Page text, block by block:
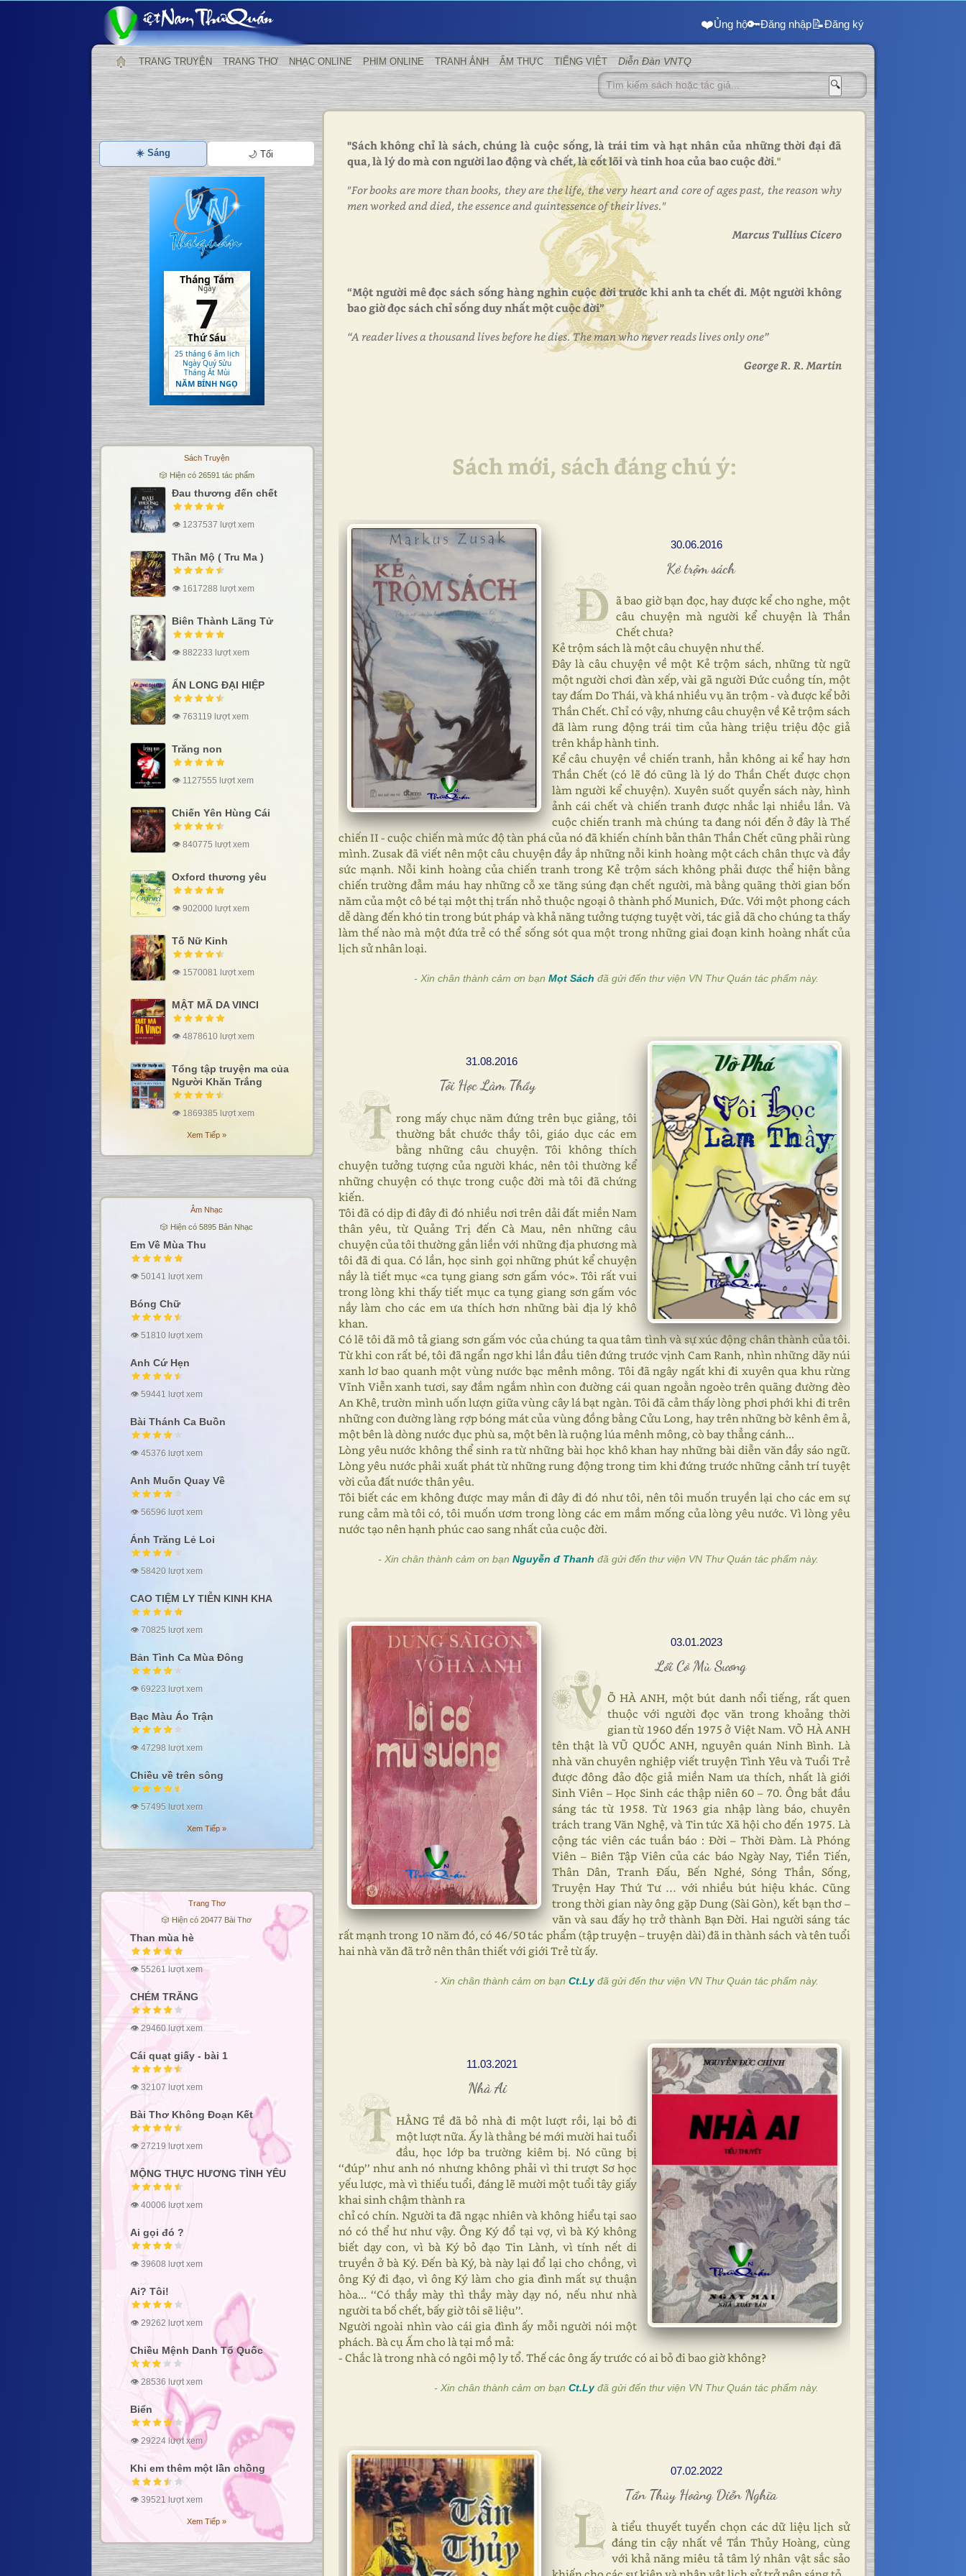
❤️Ủng hộ🔑Đăng nhập📝Đăng ký
TRANG TRUYỆN TRANG THƠ NHẠC ONLINE PHIM ONLINE TRANH ẢNH ẨM THỰC TIẾNG VIỆT Diễn Đàn VNTQ
🔍
"Sách không chỉ là sách, chúng là cuộc sống, là trái tim và hạt nhân của những thời đại đã
qua, là lý do mà con người lao động và chết, là cốt lõi và tinh hoa của bao cuộc đời."
"For books are more than books, they are the life, the very heart and core of ages past, the reason why
men worked and died, the essence and quintessence of their lives."
Marcus Tullius Cicero
“Một người mê đọc sách sống hàng nghìn cuộc đời trước khi anh ta chết đi. Một người không
bao giờ đọc sách chỉ sống duy nhất một cuộc đời”
“A reader lives a thousand lives before he dies. The man who never reads lives only one”
George R. R. Martin
Sách mới, sách đáng chú ý:
30.06.2016
Kẻ trộm sách
Đ ã bao giờ bạn đọc, hay được kể cho nghe, một
câu chuyện mà người kể chuyện là Thần
Chết chưa?
Kẻ trộm sách là một câu chuyện như thế.
Đây là câu chuyện về một Kẻ trộm sách, những từ ngữ
một người chơi đàn xếp, vài gã người Đức cuồng tín, một
tay đấm Do Thái, và khá nhiều vụ ăn trộm - và được kể bởi
Thần Chết. Chỉ có vậy, nhưng câu chuyện về Kẻ trộm sách
đã làm rung động trái tim của hàng triệu triệu độc giả
trên khắp hành tinh.
Kể câu chuyện về chiến tranh, hẳn không ai kể hay hơn
Thần Chết (có lẽ đó cũng là lý do Thần Chết được chọn
làm người kể chuyện). Xuyên suốt quyển sách này, hình
ảnh cái chết và chiến tranh được nhắc lại nhiều lần. Và
cuộc chiến tranh mà chúng ta đang nói đến ở đây là Thế
chiến II - cuộc chiến mà mức độ tàn phá của nó đã khiến chính bản thân Thần Chết cũng phải rùng
mình. Zusak đã viết nên một câu chuyện đầy ắp những nỗi kinh hoàng một cách chân thực và đầy
sức mạnh. Nỗi kinh hoàng của chiến tranh trong Kẻ trộm sách không phải được thể hiện bằng
chiến trường đẫm máu hay những cỗ xe tăng súng đạn chết người, mà bằng quãng thời gian bốn
năm của một cô bé tại một thị trấn nhỏ thuộc ngoại ô thành phố Munich, Đức. Với một phong cách
dễ dàng đến khó tin trong bút pháp và khả năng tưởng tượng tuyệt vời, tác giả dã cho chúng ta thấy
làm thế nào mà một đứa trẻ có thể sống sót qua một trong những giai đoạn kinh hoàng nhất của
lịch sử nhân loại.
- Xin chân thành cảm ơn bạn Mọt Sách đã gửi đến thư viện VN Thư Quán tác phẩm này.
31.08.2016
Tôi Học Làm Thầy
T rong mấy chục năm đứng trên bục giảng, tôi
thường bắt chước thầy tôi, giáo dục các em
bằng những câu chuyện. Tôi không thích
chuyện tưởng tượng của người khác, nên tôi thường kể
những chuyện có thực trong cuộc đời mà tôi đã chứng
kiến.
Tôi đã có dịp đi đây đi đó nhiều nơi trên dải đất miền Nam
thân yêu, từ Quảng Trị đến Cà Mau, nên những câu
chuyện của tôi thường gắn liền với những địa phương mà
tôi đã đi qua. Có lần, học sinh gọi những phút kể chuyện
nầy là tiết mục «ca tụng giang sơn gấm vóc». Tôi rất vui
trong lòng khi thấy tiết mục ca tụng giang sơn gấm vóc
nầy làm cho các em ưa thích hơn những bài địa lý khô
khan.
Có lẽ tôi đã mô tả giang sơn gấm vóc của chúng ta qua tâm tình và sự xúc động chân thành của tôi.
Từ khi con rất bé, tôi đã ngẩn ngơ khi lần đầu tiên đứng trước vịnh Cam Ranh, nhìn những dãy núi
xanh lơ bao quanh một vùng nước bạc mênh mông. Tôi đã ngây ngất khi đi xuyên qua khu rừng
Vĩnh Viễn xanh tươi, say đắm ngắm nhìn con đường cái quan ngoằn ngoèo trên quãng đường đèo
An Khê, trườn mình uốn lượn giữa vùng cây lá bạt ngàn. Tôi đã cảm thấy lòng phơi phới khi đi trên
những con đường làng rợp bóng mát của vùng đồng bằng Cửu Long, hay trên những bờ kênh êm ả,
một bên là dòng nước đục phù sa, một bên là ruộng lúa mênh mông, cò bay thẳng cánh...
Lòng yêu nước không thể sinh ra từ những bài học khô khan hay những bài diễn văn đầy sáo ngữ.
Lòng yêu nước phải xuất phát từ những rung động trong tim khi đứng trước những cảnh trí tuyệt
vời của đất nước thân yêu.
Tôi biết các em không được may mắn đi đây đi đó như tôi, nên tôi muốn truyền lại cho các em sự
rung cảm mà tôi có, tôi muốn ươm trong lòng các em mầm mống của lòng yêu nước. Vì lòng yêu
nước tạo nên hạnh phúc cao sang nhất của cuộc đời.
- Xin chân thành cảm ơn bạn Nguyễn đ Thanh đã gửi đến thư viện VN Thư Quán tác phẩm này.
03.01.2023
Lối Cỏ Mù Sương
V Õ HÀ ANH, một bút danh nổi tiếng, rất quen
thuộc với người đọc văn trong khoảng thời
gian từ 1960 đến 1975 ở Việt Nam. VÕ HÀ ANH
tên thật là VŨ QUỐC ANH, nguyên quán Ninh Bình. Là
nhà văn chuyên nghiệp viết truyện Tình Yêu và Tuổi Trẻ
được đông đảo độc giả miền Nam ưa thích, nhất là giới
Sinh Viên – Học Sinh các thập niên 60 – 70. Ông bắt đầu
sáng tác từ 1958. Từ 1963 gia nhập làng báo, chuyên
trách trang Văn Nghệ, và Tin tức Xã hội cho đến 1975. Là
cộng tác viên các tuần báo : Đời – Thời Đàm. Là Phóng
Viên – Biên Tập Viên của các báo Ngày Nay, Tiền Tiến,
Thân Dân, Tranh Đấu, Bến Nghé, Sóng Thần, Sống,
Truyện Hay Thứ Tư … với nhiều bút hiệu khác. Cũng
trong thời gian này ông gặp Dung (Sài Gòn), kết bạn thơ –
văn và sau đấy họ trở thành Bạn Đời. Hai người sáng tác
rất mạnh trong 10 năm đó, có 46/50 tác phẩm (tập truyện – truyện dài) đã in thành sách và tên tuổi
hai nhà văn đã trở nên thân thiết với giới Trẻ từ ấy.
- Xin chân thành cảm ơn bạn Ct.Lyđã gửi đến thư viện VN Thư Quán tác phẩm này.
11.03.2021
Nhà Ai
T HẰNG Tề đã bỏ nhà đi một lượt rồi, lại bỏ đi
một lượt nữa. Ấy là thằng bé mới mười hai tuổi
đầu, học lớp ba trường kiêm bị. Nó cũng bị
‘‘đúp’’ như anh nó nhưng không phải vì thi trượt Sơ học
yếu lược, mà vì thiếu tuổi, đáng lẽ mười một tuổi tây giấy
khai sinh chậm thành ra
chỉ có chín. Người ta đã ngạc nhiên và không hiểu tại sao
nó có thể hư như vậy. Ông Ký đổ tại vợ, vì bà Ký không
biết dạy con, vì bà Ký bỏ đạo Tin Lành, vì tính nết di
truyền ở bà Ký. Đến bà Ký, bà này lại đổ lại cho chồng, vì
ông Ký đi đạo, vì ông Ký làm cho gia đình mất sự thuận
hòa... ‘‘Có thầy mày thì thầy mày dạy nó, nếu như nhà
người ta bố chết, bấy giờ tôi sẽ liệu’’.
Người ngoài nhìn vào cái gia đình ấy mỗi người nói một
phách. Bà cụ Ấm cho là tại mồ mả:
- Chắc là trong nhà có ngôi mộ ly tổ. Thế các ông ấy trước có ai bỏ đi bao giờ không?
- Xin chân thành cảm ơn bạn Ct.Lyđã gửi đến thư viện VN Thư Quán tác phẩm này.
07.02.2022
Tần Thủy Hoàng Diễn Nghĩa
L à tiểu thuyết tuyển chọn các dữ liệu lịch sử
đáng tin cậy nhất về Tần Thủy Hoàng, cùng
với khả năng miêu tả tâm lý nhân vật sắc sảo
☀️ Sáng 🌙 Tối
Tháng Tám
Ngày
7
Thứ Sáu
25 tháng 6 âm lịch
Ngày Quý Sửu
Tháng Ất Mùi
NĂM BÍNH NGỌ
Sách Truyện
🎲 Hiện có 26591 tác phẩm
Đau thương đến chết
👁 1237537 lượt xem
Thần Mộ ( Tru Ma )
👁 1617288 lượt xem
Biên Thành Lãng Tử
👁 882233 lượt xem
ẨN LONG ĐẠI HIỆP
👁 763119 lượt xem
Trăng non
👁 1127555 lượt xem
Chiến Yên Hùng Cái
👁 840775 lượt xem
Oxford thương yêu
👁 902000 lượt xem
Tố Nữ Kinh
👁 1570081 lượt xem
MẬT MÃ DA VINCI
👁 4878610 lượt xem
Tổng tập truyện ma của
Người Khăn Trắng
👁 1869385 lượt xem
Xem Tiếp »
Âm Nhạc
🎲 Hiện có 5895 Bản Nhạc
Em Về Mùa Thu
👁 50141 lượt xem
Bóng Chữ
👁 51810 lượt xem
Anh Cứ Hẹn
👁 59441 lượt xem
Bài Thánh Ca Buồn
👁 45376 lượt xem
Anh Muốn Quay Về
👁 56596 lượt xem
Ánh Trăng Lẻ Loi
👁 58420 lượt xem
CAO TIỆM LY TIỄN KINH KHA
👁 70825 lượt xem
Bản Tình Ca Mùa Đông
👁 69223 lượt xem
Bạc Màu Áo Trận
👁 47298 lượt xem
Chiều về trên sông
👁 57495 lượt xem
Xem Tiếp »
Trang Thơ
🎲 Hiện có 20477 Bài Thơ
Than mùa hè
👁 55261 lượt xem
CHÉM TRĂNG
👁 29460 lượt xem
Cái quạt giấy - bài 1
👁 32107 lượt xem
Bài Thơ Không Đoạn Kết
👁 27219 lượt xem
MỘNG THỰC HƯƠNG TÌNH YÊU
👁 40006 lượt xem
Ai gọi đó ?
👁 39608 lượt xem
Ai? Tôi!
👁 29262 lượt xem
Chiều Mệnh Danh Tổ Quốc
👁 28536 lượt xem
Biển
👁 29224 lượt xem
Khi em thêm một lần chồng
👁 39521 lượt xem
Xem Tiếp »